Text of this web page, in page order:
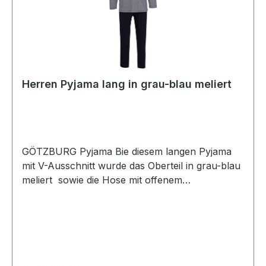
Herren Pyjama lang in grau-blau meliert
GÖTZBURG Pyjama Bie diesem langen Pyjama
mit V-Ausschnitt wurde das Oberteil in grau-blau
meliert sowie die Hose mit offenem